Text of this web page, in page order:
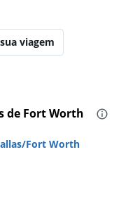
viagem
de Fort Worth
Fort Worth